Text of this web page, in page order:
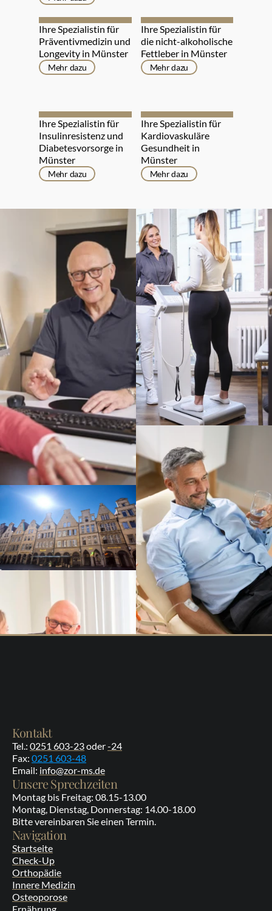
Ihre Spezialistin für
Präventivmedizin und
Longevity in Münster
Mehr dazu
Ihre Spezialistin für
die nicht-alkoholische
Fettleber in Münster
Mehr dazu
Ihre Spezialistin für
Insulinresistenz und
Diabetesvorsorge in
Münster
Mehr dazu
Ihre Spezialistin für
Kardiovaskuläre
Gesundheit in
Münster
Mehr dazu
Kontakt
Tel.: 0251 603-23 oder -24
Fax: 0251 603-48
Email: info@zor-ms.de
Unsere Sprechzeiten
Montag bis Freitag: 08.15-13.00
Montag, Dienstag, Donnerstag: 14.00-18.00
Bitte vereinbaren Sie einen Termin.
Navigation
Startseite
Check-Up
Orthopädie
Innere Medizin
Osteoporose